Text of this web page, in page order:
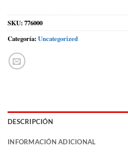
SKU: 776000
Categoría: Uncategorized
DESCRIPCIÓN
INFORMACIÓN ADICIONAL